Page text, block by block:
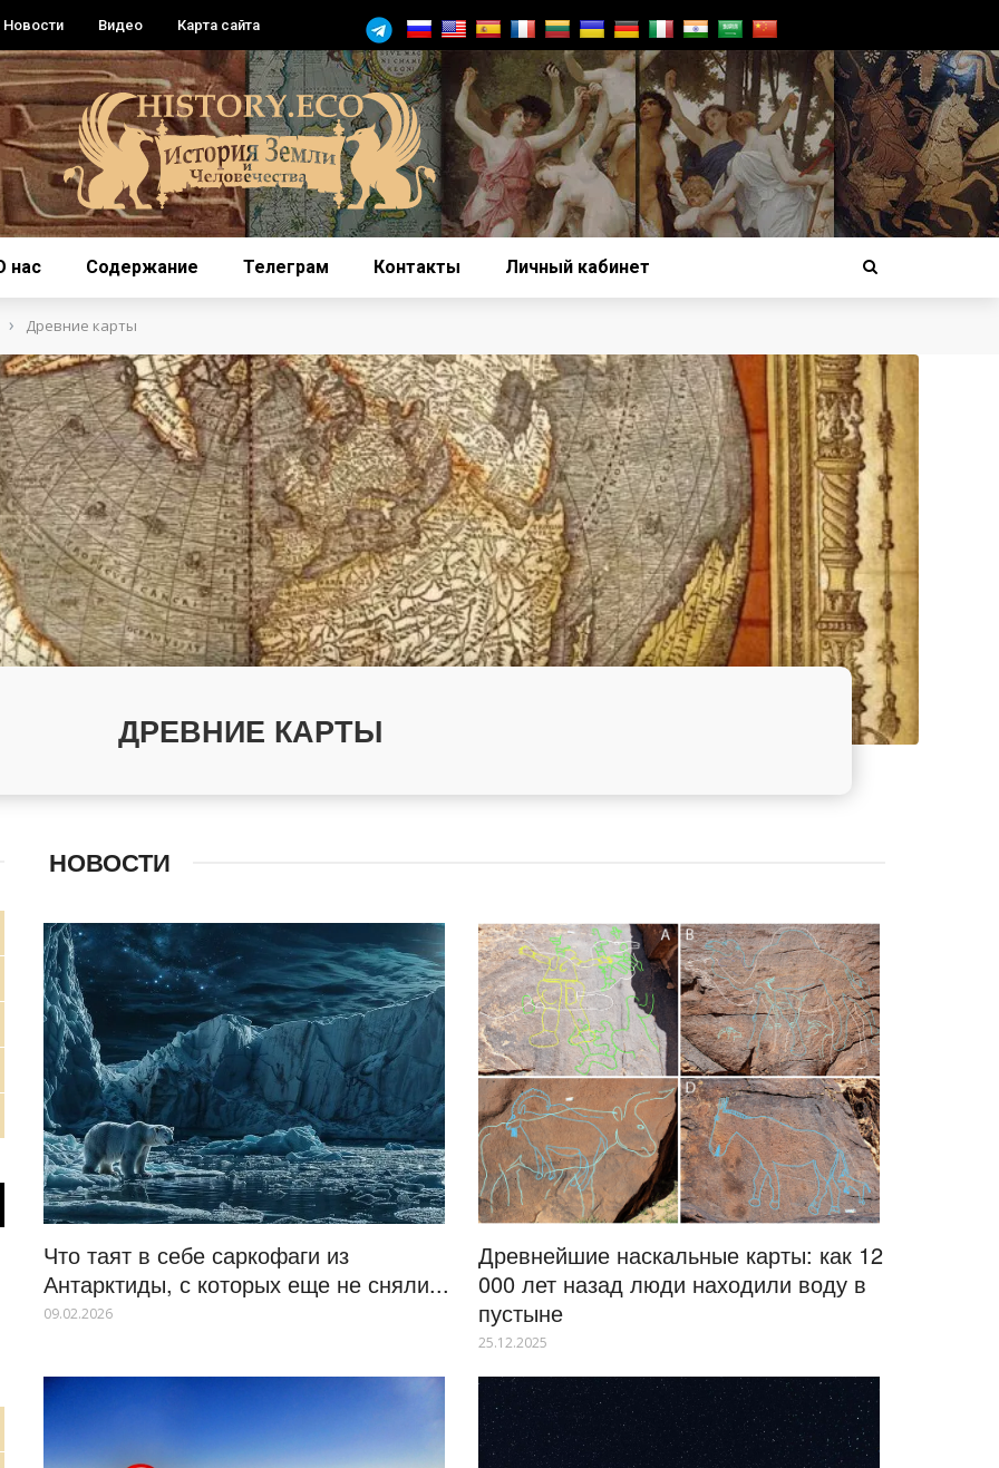
Новости Видео Карта сайта
нас Содержание Телеграм Контакты Личный кабинет
› Древние карты
ДРЕВНИЕ КАРТЫ
НОВОСТИ
Что таят в себе саркофаги из
Антарктиды, с которых еще не сняли...
09.02.2026
Древнейшие наскальные карты: как 12
000 лет назад люди находили воду в
пустыне
25.12.2025